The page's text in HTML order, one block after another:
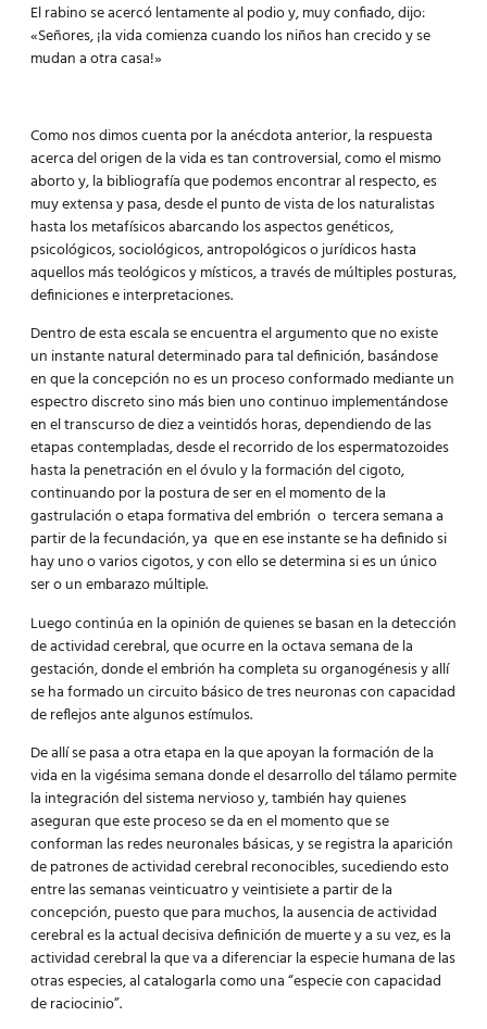
El rabino se acercó lentamente al podio y, muy confiado, dijo:
«Señores, ¡la vida comienza cuando los niños han crecido y se
mudan a otra casa!»
Como nos dimos cuenta por la anécdota anterior, la respuesta
acerca del origen de la vida es tan controversial, como el mismo
aborto y, la bibliografía que podemos encontrar al respecto, es
muy extensa y pasa, desde el punto de vista de los naturalistas
hasta los metafísicos abarcando los aspectos genéticos,
psicológicos, sociológicos, antropológicos o jurídicos hasta
aquellos más teológicos y místicos, a través de múltiples posturas,
definiciones e interpretaciones.
Dentro de esta escala se encuentra el argumento que no existe
un instante natural determinado para tal definición, basándose
en que la concepción no es un proceso conformado mediante un
espectro discreto sino más bien uno continuo implementándose
en el transcurso de diez a veintidós horas, dependiendo de las
etapas contempladas, desde el recorrido de los espermatozoides
hasta la penetración en el óvulo y la formación del cigoto,
continuando por la postura de ser en el momento de la
gastrulación o etapa formativa del embrión o tercera semana a
partir de la fecundación, ya que en ese instante se ha definido si
hay uno o varios cigotos, y con ello se determina si es un único
ser o un embarazo múltiple.
Luego continúa en la opinión de quienes se basan en la detección
de actividad cerebral, que ocurre en la octava semana de la
gestación, donde el embrión ha completa su organogénesis y allí
se ha formado un circuito básico de tres neuronas con capacidad
de reflejos ante algunos estímulos.
De allí se pasa a otra etapa en la que apoyan la formación de la
vida en la vigésima semana donde el desarrollo del tálamo permite
la integración del sistema nervioso y, también hay quienes
aseguran que este proceso se da en el momento que se
conforman las redes neuronales básicas, y se registra la aparición
de patrones de actividad cerebral reconocibles, sucediendo esto
entre las semanas veinticuatro y veintisiete a partir de la
concepción, puesto que para muchos, la ausencia de actividad
cerebral es la actual decisiva definición de muerte y a su vez, es la
actividad cerebral la que va a diferenciar la especie humana de las
otras especies, al catalogarla como una “especie con capacidad
de raciocinio”.